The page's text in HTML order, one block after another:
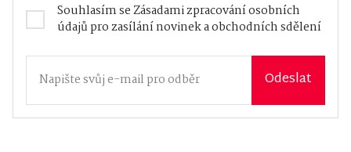
Souhlasím seZásadami zpracování osobních
údajůpro zasílání novinek a obchodních sdělení
Odeslat